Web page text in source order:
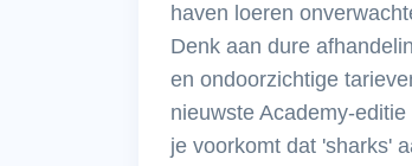
haven loeren
Denk aan dure
en ondoorzichtige
nieuwste Academy-
je voorkomt dat 'sharks'